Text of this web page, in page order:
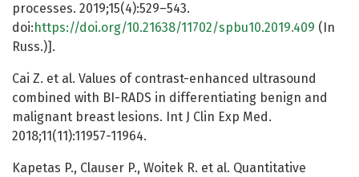
processes. 2019;15(4):529–543.
doi: https://doi.org/10.21638/11702/spbu10.2019.409 (In
Russ.)].
Cai Z. et al. Values of contrast-enhanced ultrasound
combined with BI-RADS in differentiating benign and
malignant breast lesions. Int J Clin Exp Med.
2018;11(11):11957-11964.
Kapetas P., Clauser P., Woitek R. et al. Quantitative